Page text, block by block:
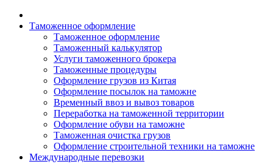
Таможенное оформление
Таможенное оформление
Таможенный калькулятор
Услуги таможенного брокера
Таможенные процедуры
Оформление грузов из Китая
Оформление посылок на таможне
Временный ввоз и вывоз товаров
Переработка на таможенной территории
Оформление обуви на таможне
Таможенная очистка грузов
Оформление строительной техники на таможне
Международные перевозки